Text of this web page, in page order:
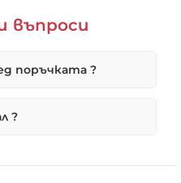
въпроси
поръчката ?
телефона.
?
оферти
избора ти